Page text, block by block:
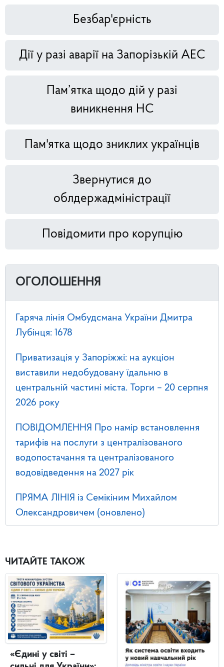
Безбар'єрність
Дії у разі аварії на Запорізькій АЕС
Пам’ятка щодо дій у разі
виникнення НС
Пам'ятка щодо зниклих українців
Звернутися до
облдержадміністрації
Повідомити про корупцію
ОГОЛОШЕННЯ
Гаряча лінія Омбудсмана України Дмитра
Лубінця: 1678
Приватизація у Запоріжжі: на аукціон
виставили недобудовану їдальню в
центральній частині міста. Торги – 20 серпня
2026 року
ПОВІДОМЛЕННЯ Про намір встановлення
тарифів на послуги з централізованого
водопостачання та централізованого
водовідведення на 2027 рік
ПРЯМА ЛІНІЯ із Семікіним Михайлом
Олександровичем (оновлено)
ЧИТАЙТЕ ТАКОЖ
«Єдині у світі –